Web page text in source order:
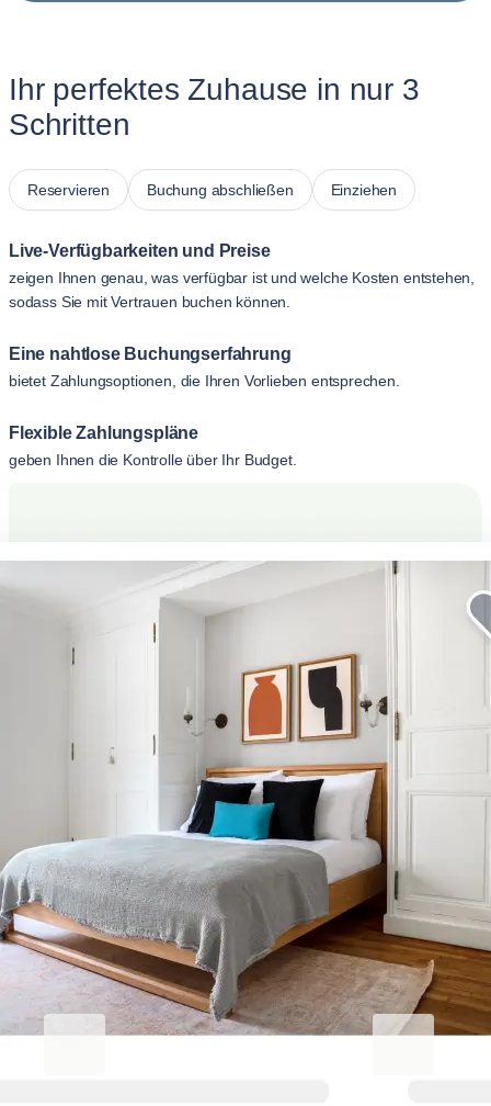
Ihr perfektes Zuhause in nur 3
Schritten
Reservieren Buchung abschließen Einziehen
Live-Verfügbarkeiten und Preise
zeigen Ihnen genau, was verfügbar ist und welche Kosten entstehen,
sodass Sie mit Vertrauen buchen können.
Eine nahtlose Buchungserfahrung
bietet Zahlungsoptionen, die Ihren Vorlieben entsprechen.
Flexible Zahlungspläne
geben Ihnen die Kontrolle über Ihr Budget.
Erhöhen Sie Ihren
Geschäftsaufenthalt.